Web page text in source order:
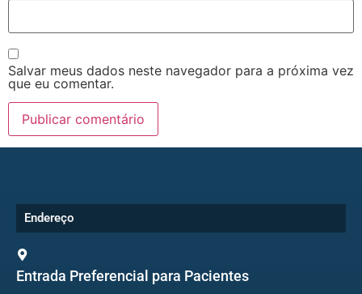
Salvar meus dados neste navegador para a próxima vez
que eu comentar.
Endereço
Entrada Preferencial para Pacientes